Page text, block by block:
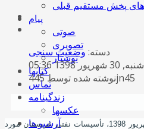
پخش مستقیم قبلی
پیام
صوتی
تصویری
نوشتار
کتابها
تماس
زندگینامه
عکسها
آرشیو ها
دسته: وضعیت سنجی
05:36
نوشته شده توسط 445jn45
در 14 سپتامبر 2019، برابر 23 شهریور 1398، تأسیسات نفتی عربستان مورد